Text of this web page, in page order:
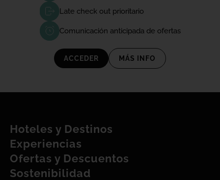
Late check out prioritario
Comunicación anticipada de ofertas
ACCEDER MÁS INFO
Hoteles y Destinos
Experiencias
Ofertas y Descuentos
Sostenibilidad